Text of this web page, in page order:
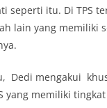
seperti itu. Di TPS
lain yang memiliki
Dedi mengakui
yang memiliki